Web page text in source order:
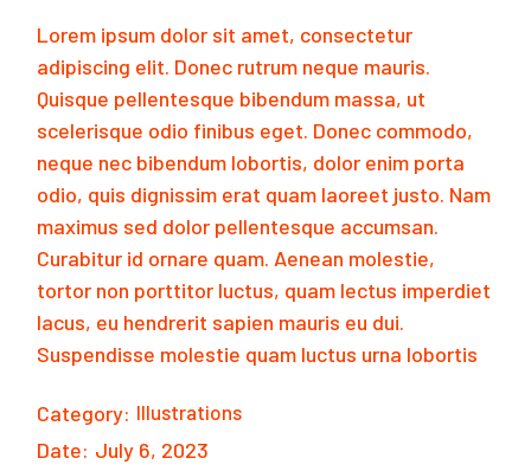
Lorem ipsum dolor sit amet, consectetur
adipiscing elit. Donec rutrum neque mauris.
Quisque pellentesque bibendum massa, ut
scelerisque odio finibus eget. Donec commodo,
neque nec bibendum lobortis, dolor enim porta
odio, quis dignissim erat quam laoreet justo. Nam
maximus sed dolor pellentesque accumsan.
Curabitur id ornare quam. Aenean molestie,
tortor non porttitor luctus, quam lectus imperdiet
lacus, eu hendrerit sapien mauris eu dui.
Suspendisse molestie quam luctus urna lobortis
Category: Illustrations
Date: July 6, 2023